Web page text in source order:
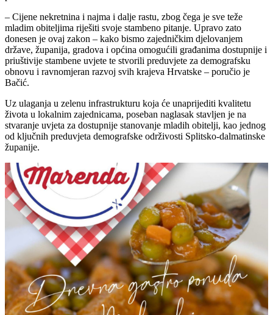
– Cijene nekretnina i najma i dalje rastu, zbog čega je sve teže
mladim obiteljima riješiti svoje stambeno pitanje. Upravo zato
donesen je ovaj zakon – kako bismo zajedničkim djelovanjem
države, županija, gradova i općina omogućili građanima dostupnije i
priuštivije stambene uvjete te stvorili preduvjete za demografsku
obnovu i ravnomjeran razvoj svih krajeva Hrvatske – poručio je
Bačić.
Uz ulaganja u zelenu infrastrukturu koja će unaprijediti kvalitetu
života u lokalnim zajednicama, poseban naglasak stavljen je na
stvaranje uvjeta za dostupnije stanovanje mladih obitelji, kao jednog
od ključnih preduvjeta demografske održivosti Splitsko-dalmatinske
županije.